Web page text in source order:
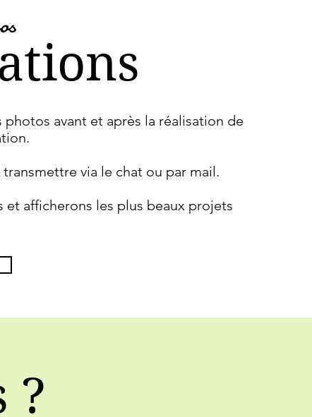
photos avant et après la réalisation de
via le chat ou par mail.
et afficherons les plus beaux projets
?